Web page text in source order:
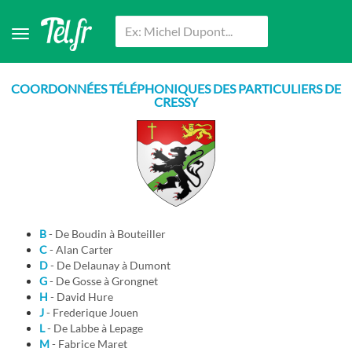
COORDONNÉES TÉLÉPHONIQUES DES PARTICULIERS DE
CRESSY
B
- De Boudin à Bouteiller
C
- Alan Carter
D
- De Delaunay à Dumont
G
- De Gosse à Grongnet
H
- David Hure
J
- Frederique Jouen
L
- De Labbe à Lepage
M
- Fabrice Maret